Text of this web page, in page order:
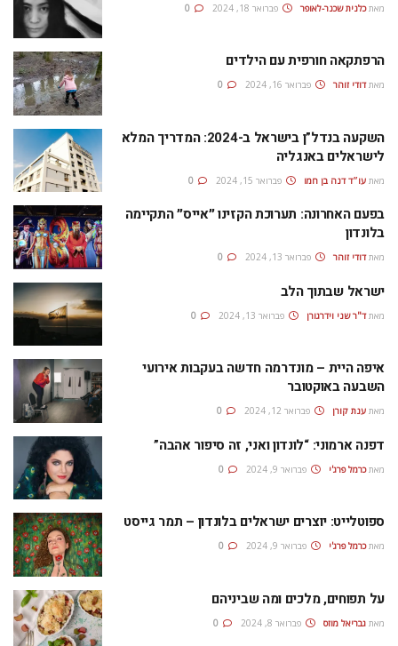
מאת כלנית שכנר-לאופר פברואר 18, 2024
הרפתקאה חורפית עם הילדים
מאת דודי זוהר פברואר 16, 2024
השקעה בנדל”ן בישראל ב-2024: המדריך המלא
לישראלים באנגליה
מאת עו״ד דנה בן חמו פברואר 15, 2024
בפעם האחרונה: תערוכת הקזינו ״אייס״ התקיימה
בלונדון
מאת דודי זוהר פברואר 13, 2024
ישראל שבתוך הלב
מאת ד"ר שני וידרגורן פברואר 13, 2024
איפה היית – מונדרמה חדשה בעקבות אירועי
השבעה באוקטובר
מאת ענת קורן פברואר 12, 2024
דפנה ארמוני: “לונדון ואני, זה סיפור אהבה”
מאת כרמל פרג'י פברואר 9, 2024
ספוטלייט: יוצרים ישראלים בלונדון – תמר גייסט
מאת כרמל פרג'י פברואר 9, 2024
על תפוחים, מלכים ומה שביניהם
מאת גבריאל מוזס פברואר 8, 2024